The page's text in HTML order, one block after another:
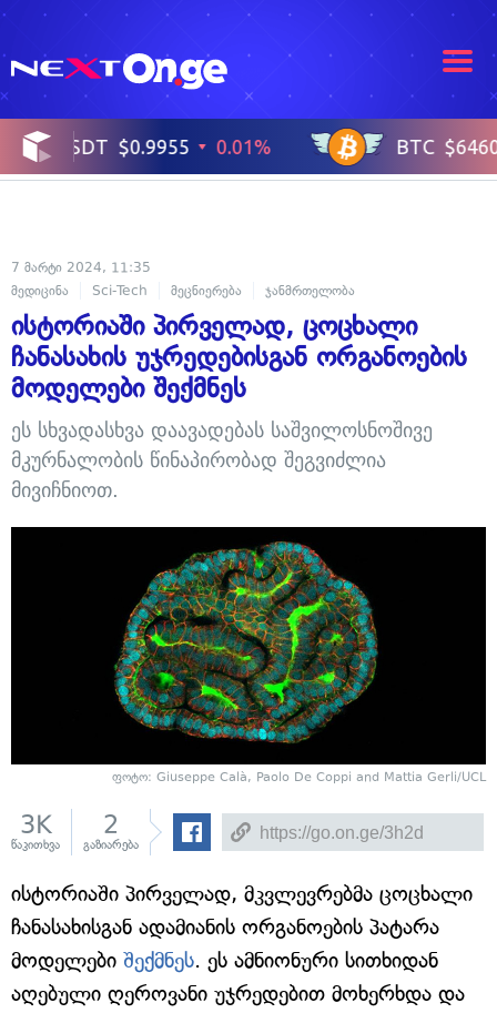
7 მარტი 2024, 11:35
მედიცინა
Sci-Tech მეცნიერება ჯანმრთელობა
ისტორიაში პირველად, ცოცხალი
ჩანასახის უჯრედებისგან ორგანოების
მოდელები შექმნეს
ეს სხვადასხვა დაავადებას საშვილოსნოშივე
მკურნალობის წინაპირობად შეგვიძლია
მივიჩნიოთ.
ფოტო: Giuseppe Calà, Paolo De Coppi and Mattia Gerli/UCL
3K
წაკითხვა
2
გაზიარება
ისტორიაში პირველად, მკვლევრებმა ცოცხალი
ჩანასახისგან ადამიანის ორგანოების პატარა
მოდელები შექმნეს. ეს ამნიონური სითხიდან
აღებული ღეროვანი უჯრედებით მოხერხდა და